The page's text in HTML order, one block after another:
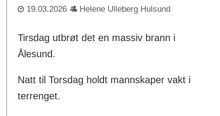
19.03.2026 Helene Ulleberg Hulsund
Tirsdag utbrøt det en massiv brann i
Ålesund.
Natt til Torsdag holdt mannskaper vakt i
terrenget.